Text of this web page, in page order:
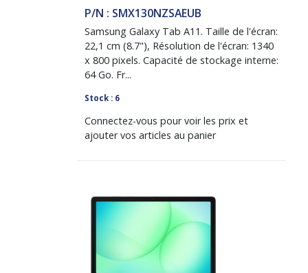
P/N : SMX130NZSAEUB
Samsung Galaxy Tab A11. Taille de l'écran:
22,1 cm (8.7"), Résolution de l'écran: 1340
x 800 pixels. Capacité de stockage interne:
64 Go. Fr...
Stock : 6
Connectez-vous pour voir les prix et
ajouter vos articles au panier